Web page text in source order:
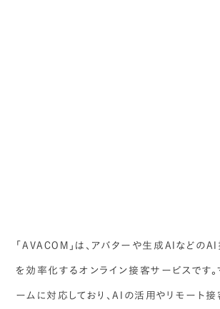
「AVACOM」は、アバターや生成AIなどの
を効率化するオンライン接客サービスです。
ームに対応しており、AIの活用やリモート接